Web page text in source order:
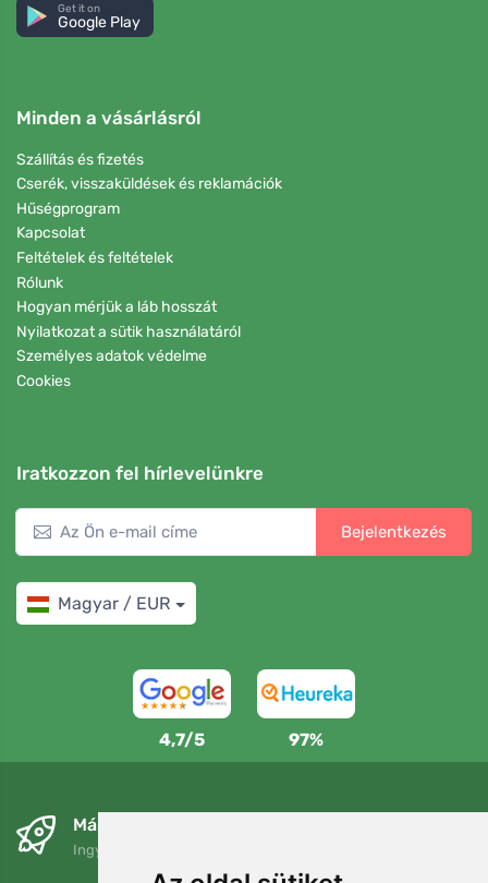
Get it on
Google Play
Minden a vásárlásról
Szállítás és fizetés
Cserék, visszaküldések és reklamációk
Hűségprogram
Kapcsolat
Feltételek és feltételek
Rólunk
Hogyan mérjük a láb hosszát
Nyilatkozat a sütik használatáról
Személyes adatok védelme
Cookies
Iratkozzon fel hírlevelünkre
Bejelentkezés
Magyar / EUR
4,7/5 97%
Másnapra és ingyenesen
Ingyenes szállítás a következő összeg felett: 80 EUR